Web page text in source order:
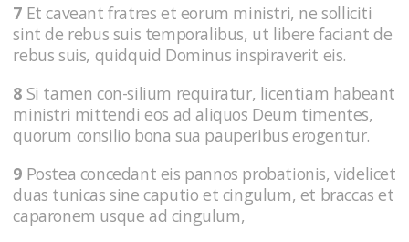
7 Et caveant fratres et eorum ministri, ne solliciti
sint de rebus suis temporalibus, ut libere faciant de
rebus suis, quidquid Dominus inspiraverit eis.
8 Si tamen con-silium requiratur, licentiam habeant
ministri mittendi eos ad aliquos Deum timentes,
quorum consilio bona sua pauperibus erogentur.
9 Postea concedant eis pannos probationis, videlicet
duas tunicas sine caputio et cingulum, et braccas et
caparonem usque ad cingulum,